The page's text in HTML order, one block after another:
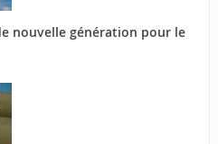
nouvelle génération pour le